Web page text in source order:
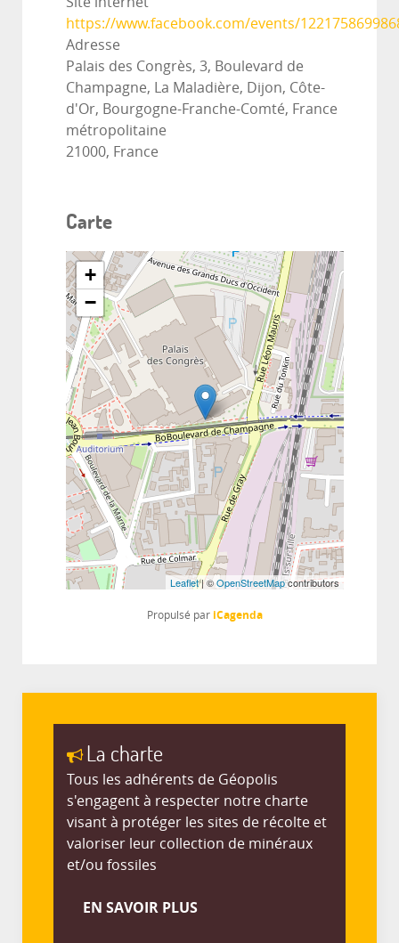
https://www.facebook.com/events/
Adresse
Palais des Congrès, 3, Boulevard de
Champagne, La Maladière, Dijon, Côte-
d'Or, Bourgogne-Franche-Comté, France
métropolitaine
21000, France
Carte
+
−
Leaflet| ©OpenStreetMapcontributors
Propulsé par iCagenda
La charte
Tous les adhérents de Géopolis
s'engagent à respecter notre charte
visant à protéger les sites de récolte et
valoriser leur collection de minéraux
et/ou fossiles
EN SAVOIR PLUS